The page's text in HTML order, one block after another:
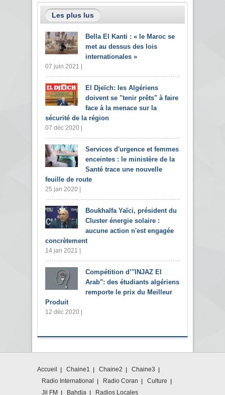
Les plus lus
Bella El Kanti : « le Maroc se
met au dessus des lois
internationales »
07 juin 2021 |
El Djeïch: les Algériens
doivent se "tenir prêts" à faire
face à la menace sur la
sécurité de la région
07 déc 2020 |
Services d'urgence et femmes
enceintes : le ministère de la
Santé trace une nouvelle
feuille de route
25 jan 2020 |
Boukhalfa Yaïci, président du
Cluster énergie solaire :
aucune action n'est engagée
concrètement
14 jan 2021 |
Compétition d’"INJAZ El
Arab": des étudiants algériens
remporte le prix du Meilleur
Produit
12 déc 2020 |
Accueil Chaine1 Chaine2
Chaine3
Radio International
Radio Coran
Culture
Jil FM
Bahdja Radios Locales